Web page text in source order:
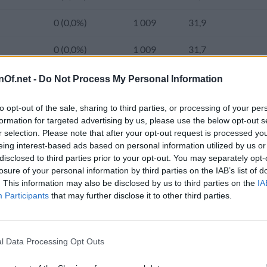
- Do Not Process My Personal Information
opt-out of the sale, sharing to third parties, or processing of your
for targeted advertising by us, please use the below opt-out
selection. Please note that after your opt-out request is processed
interest-based ads based on personal information utilized by us
to third parties prior to your opt-out. You may separately
of your personal information by third parties on the IAB’s list of
This information may also be disclosed by us to third parties on the
Participants that may further disclose it to other third parties.
Data Processing Opt Outs
0 (0,0%) 1 009 31,9
0 (0,0%) 1 009 31,7
0 (0,0%) 1 009 31,2
000 5 000 (1,1%) 1 009
0 (0,0%) 1 952 30,5
0 (0,0%) 1 952 30,2
0 (0,0%) 1 952 29,8
163 8 163 (2,0%)
000 7 000 (1,9%) 4 383
liczba ludności w Malediwach wynosiła 462 000. Od 1960
miast wzrosła z 79 239 (27,7%) w 2000 roku do 253
zmianie z 528,0 na 1 614,4 w 2024 roku.